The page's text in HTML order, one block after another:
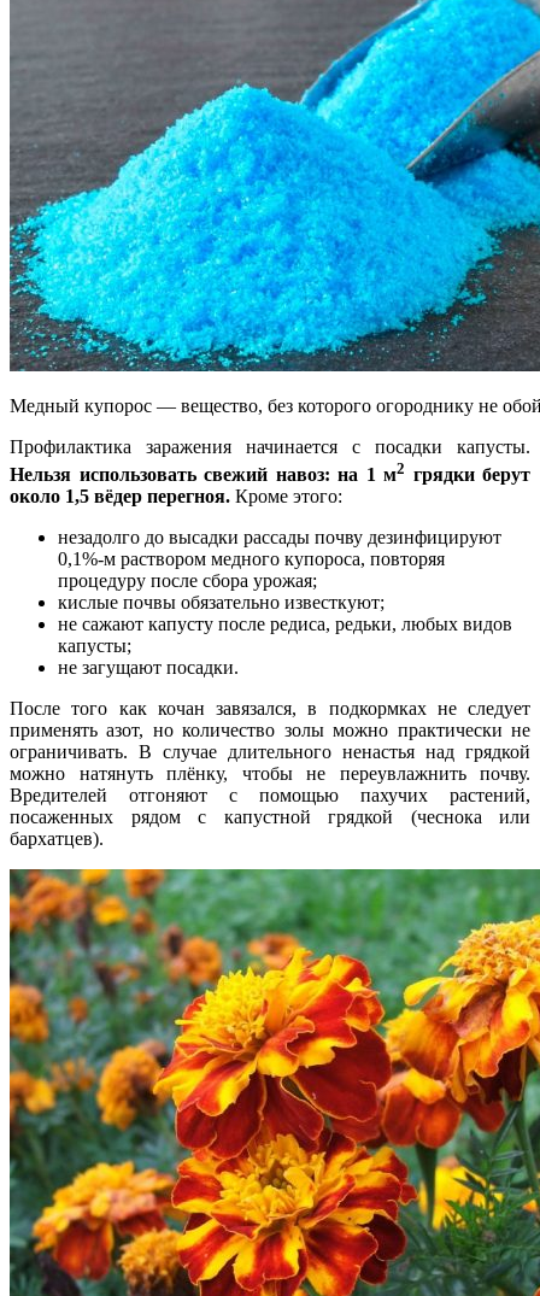
Медный купорос — вещество, без которого огороднику не
Профилактика заражения начинается с посадки капусты.
Нельзя использовать свежий навоз: на 1 м2 грядки берут
около 1,5 вёдер перегноя. Кроме этого:
незадолго до высадки рассады почву дезинфицируют
0,1%-м раствором медного купороса, повторяя
процедуру после сбора урожая;
кислые почвы обязательно известкуют;
не сажают капусту после редиса, редьки, любых видов
капусты;
не загущают посадки.
После того как кочан завязался, в подкормках не следует
применять азот, но количество золы можно практически не
ограничивать. В случае длительного ненастья над грядкой
можно натянуть плёнку, чтобы не переувлажнить почву.
Вредителей отгоняют с помощью пахучих растений,
посаженных рядом с капустной грядкой (чеснока или
бархатцев).